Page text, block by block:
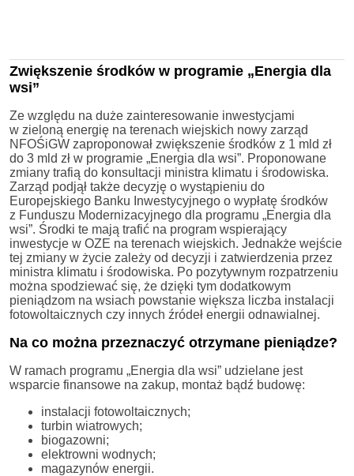
Zwiększenie środków w programie „Energia dla
wsi”
Ze względu na duże zainteresowanie inwestycjami
w zieloną energię na terenach wiejskich nowy zarząd
NFOŚiGW zaproponował zwiększenie środków z 1 mld zł
do 3 mld zł w programie „Energia dla wsi”. Proponowane
zmiany trafią do konsultacji ministra klimatu i środowiska.
Zarząd podjął także decyzję o wystąpieniu do
Europejskiego Banku Inwestycyjnego o wypłatę środków
z Funduszu Modernizacyjnego dla programu „Energia dla
wsi”. Środki te mają trafić na program wspierający
inwestycje w OZE na terenach wiejskich. Jednakże wejście
tej zmiany w życie zależy od decyzji i zatwierdzenia przez
ministra klimatu i środowiska. Po pozytywnym rozpatrzeniu
można spodziewać się, że dzięki tym dodatkowym
pieniądzom na wsiach powstanie większa liczba instalacji
fotowoltaicznych czy innych źródeł energii odnawialnej.
Na co można przeznaczyć otrzymane pieniądze?
W ramach programu „Energia dla wsi” udzielane jest
wsparcie finansowe na zakup, montaż bądź budowę:
instalacji fotowoltaicznych;
turbin wiatrowych;
biogazowni;
elektrowni wodnych;
magazynów energii.